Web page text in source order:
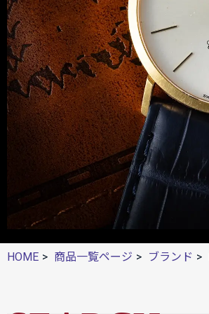
HOME 商品一覧ページ ブランド